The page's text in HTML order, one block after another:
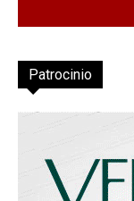
Patrocinio